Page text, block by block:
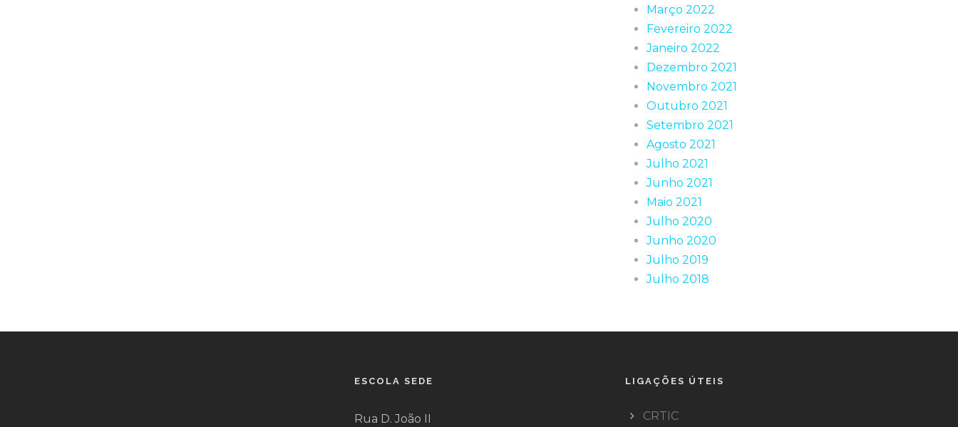
Março 2022
Fevereiro 2022
Janeiro 2022
Dezembro 2021
Novembro 2021
Outubro 2021
Setembro 2021
Agosto 2021
Julho 2021
Junho 2021
Maio 2021
Julho 2020
Junho 2020
Julho 2019
Julho 2018
ESCOLA SEDE
Rua D. João II
LIGAÇÕES ÚTEIS
CRTIC